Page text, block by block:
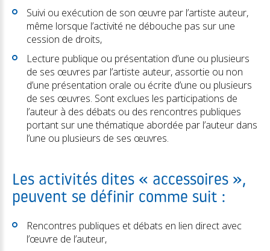
Suivi ou exécution de son œuvre par l’artiste auteur,
même lorsque l’activité ne débouche pas sur une
cession de droits,
Lecture publique ou présentation d’une ou plusieurs
de ses œuvres par l’artiste auteur, assortie ou non
d’une présentation orale ou écrite d’une ou plusieurs
de ses œuvres. Sont exclues les participations de
l’auteur à des débats ou des rencontres publiques
portant sur une thématique abordée par l’auteur dans
l’une ou plusieurs de ses œuvres.
Les activités dites « accessoires »,
peuvent se définir comme suit :
Rencontres publiques et débats en lien direct avec
l’œuvre de l’auteur,